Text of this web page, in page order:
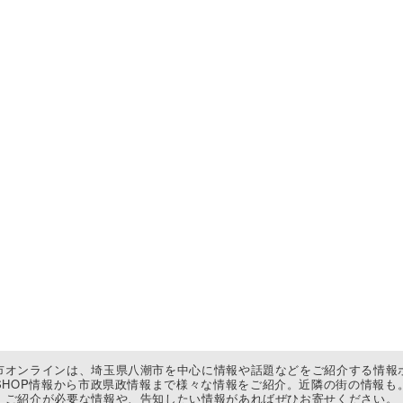
オンラインは、埼玉県八潮市を中心に情報や話題などをご紹介する情報
情報から市政県政情報まで様々な情報をご紹介。近隣の街の情報も。
ご紹介が必要な情報や、告知したい情報があればぜひお寄せください。